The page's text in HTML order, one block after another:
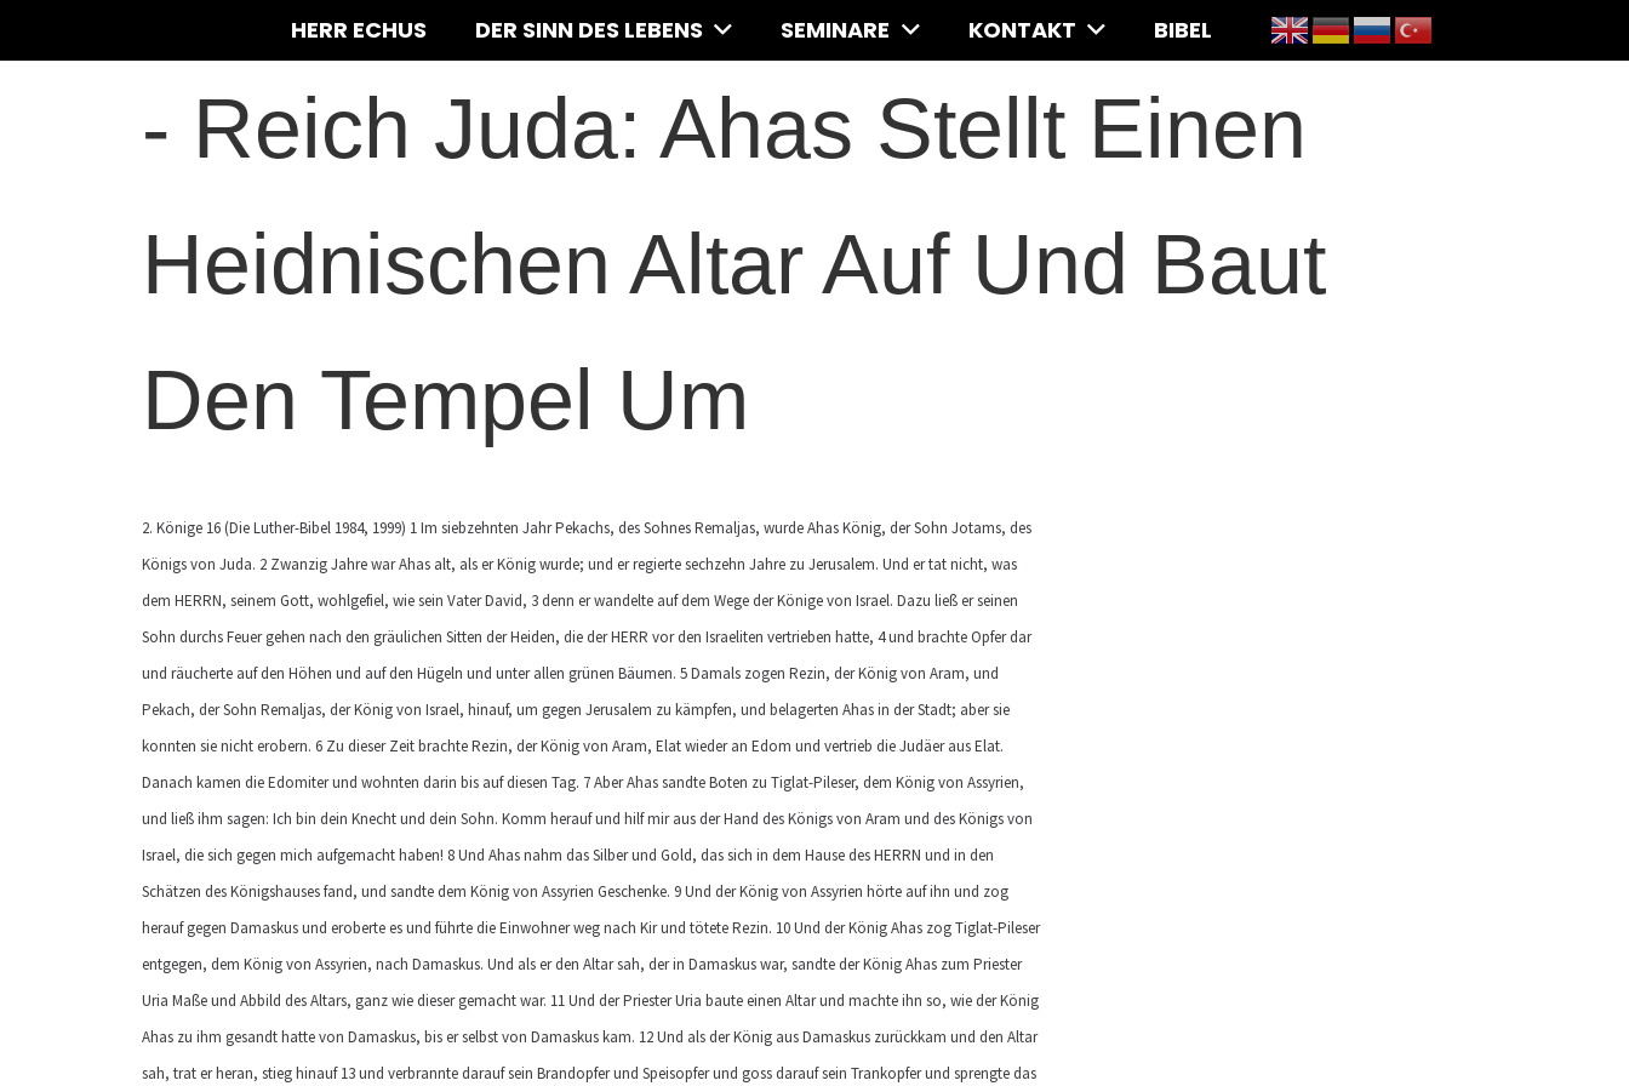
HERR ECHUS DER SINN DES LEBENS SEMINARE KONTAKT BIBEL
- Reich Juda: Ahas Stellt Einen
Heidnischen Altar Auf Und Baut
Den Tempel Um
2. Könige 16 (Die Luther-Bibel 1984, 1999) 1 Im siebzehnten Jahr Pekachs, des Sohnes Remaljas, wurde Ahas König, der Sohn Jotams, des
Königs von Juda. 2 Zwanzig Jahre war Ahas alt, als er König wurde; und er regierte sechzehn Jahre zu Jerusalem. Und er tat nicht, was
dem HERRN, seinem Gott, wohlgefiel, wie sein Vater David, 3 denn er wandelte auf dem Wege der Könige von Israel. Dazu ließ er seinen
Sohn durchs Feuer gehen nach den gräulichen Sitten der Heiden, die der HERR vor den Israeliten vertrieben hatte, 4 und brachte Opfer dar
und räucherte auf den Höhen und auf den Hügeln und unter allen grünen Bäumen. 5 Damals zogen Rezin, der König von Aram, und
Pekach, der Sohn Remaljas, der König von Israel, hinauf, um gegen Jerusalem zu kämpfen, und belagerten Ahas in der Stadt; aber sie
konnten sie nicht erobern. 6 Zu dieser Zeit brachte Rezin, der König von Aram, Elat wieder an Edom und vertrieb die Judäer aus Elat.
Danach kamen die Edomiter und wohnten darin bis auf diesen Tag. 7 Aber Ahas sandte Boten zu Tiglat-Pileser, dem König von Assyrien,
und ließ ihm sagen: Ich bin dein Knecht und dein Sohn. Komm herauf und hilf mir aus der Hand des Königs von Aram und des Königs von
Israel, die sich gegen mich aufgemacht haben! 8 Und Ahas nahm das Silber und Gold, das sich in dem Hause des HERRN und in den
Schätzen des Königshauses fand, und sandte dem König von Assyrien Geschenke. 9 Und der König von Assyrien hörte auf ihn und zog
herauf gegen Damaskus und eroberte es und führte die Einwohner weg nach Kir und tötete Rezin. 10 Und der König Ahas zog Tiglat-Pileser
entgegen, dem König von Assyrien, nach Damaskus. Und als er den Altar sah, der in Damaskus war, sandte der König Ahas zum Priester
Uria Maße und Abbild des Altars, ganz wie dieser gemacht war. 11 Und der Priester Uria baute einen Altar und machte ihn so, wie der König
Ahas zu ihm gesandt hatte von Damaskus, bis er selbst von Damaskus kam. 12 Und als der König aus Damaskus zurückkam und den Altar
sah, trat er heran, stieg hinauf 13 und verbrannte darauf sein Brandopfer und Speisopfer und goss darauf sein Trankopfer und sprengte das